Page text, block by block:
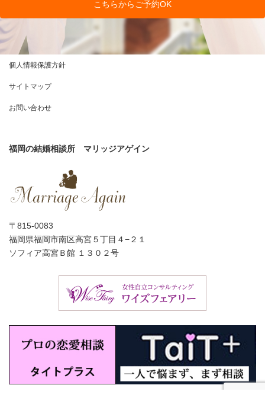
こちらからご予約OK
個人情報保護方針
サイトマップ
お問い合わせ
福岡の結婚相談所 マリッジアゲイン
〒815-0083
福岡県福岡市南区高宮５丁目４−２１
ソフィア高宮Ｂ館 １３０２号